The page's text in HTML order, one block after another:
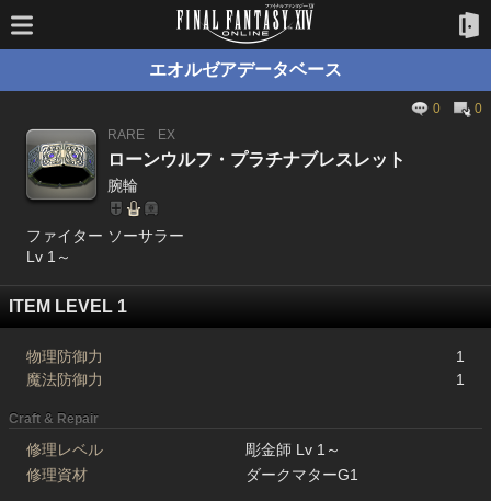
エオルゼアデータベース
0
0
RARE
EX
ローンウルフ・プラチナブレスレット
腕輪
ファイター ソーサラー
Lv 1～
ITEM LEVEL 1
物理防御力
1
魔法防御力
1
Craft & Repair
修理レベル
彫金師 Lv 1～
修理資材
ダークマターG1